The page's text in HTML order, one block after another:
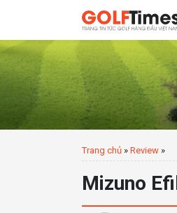
Trang chủ » Review »
Mizuno